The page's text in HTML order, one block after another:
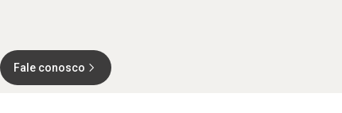
Fale conosco